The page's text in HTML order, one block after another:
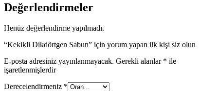
Değerlendirmeler
Henüz değerlendirme yapılmadı.
“Kekikli Dikdörtgen Sabun” için yorum yapan ilk kişi siz olun
E-posta adresiniz yayınlanmayacak. Gerekli alanlar * ile
işaretlenmişlerdir
Derecelendirmeniz *